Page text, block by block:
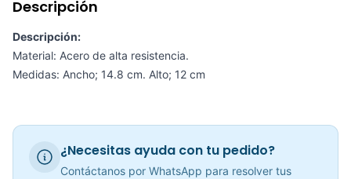
Requiere electricidad
Descripción
Descripción:
Material: Acero de alta resistencia.
Medidas: Ancho; 14.8 cm. Alto; 12 cm
¿Necesitas ayuda con tu pedido?
Contáctanos por WhatsApp para resolver tus